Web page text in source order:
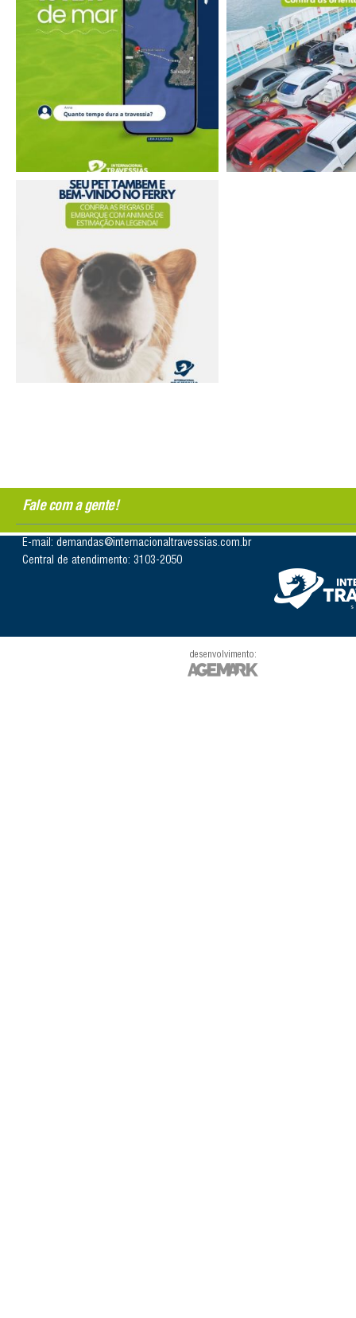
Fale com a gente!
E-mail: demandas@internacionaltravessias.com.br
Central de atendimento: 3103-2050
desenvolvimento: